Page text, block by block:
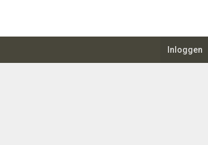
Inloggen